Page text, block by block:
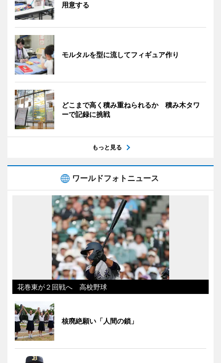
用意する
モルタルを型に流してフィギュア作り
どこまで高く積み重ねられるか 積み木タワ
ーで記録に挑戦
もっと見る
ワールドフォトニュース
花巻東が２回戦へ 高校野球
核廃絶願い「人間の鎖」